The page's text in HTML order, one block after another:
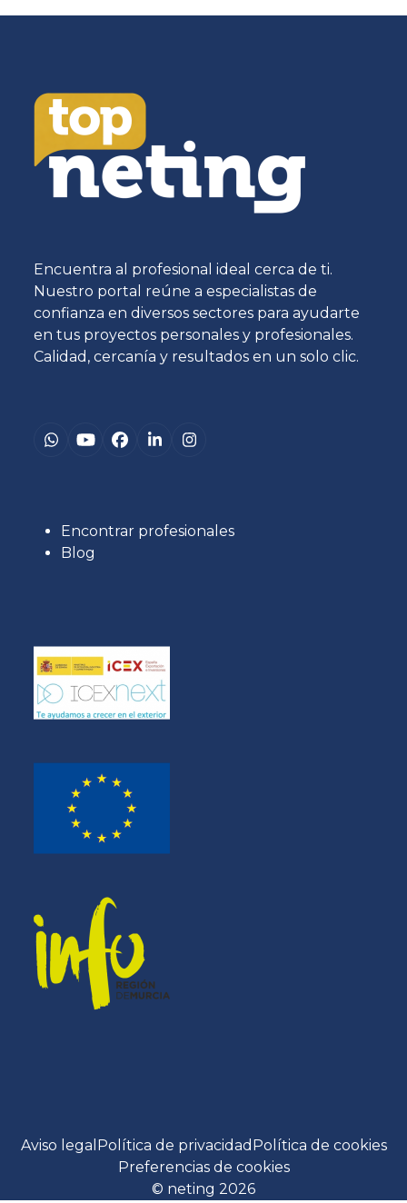
Encuentra al profesional ideal cerca de ti.
Nuestro portal reúne a especialistas de
confianza en diversos sectores para ayudarte
en tus proyectos personales y profesionales.
Calidad, cercanía y resultados en un solo clic.
Whatsapp
YouTubeFacebook
LinkedInInstagram
Encontrar profesionales
Blog
© neting 2026
Aviso legal Política de privacidad Política de cookies
Preferencias de cookies